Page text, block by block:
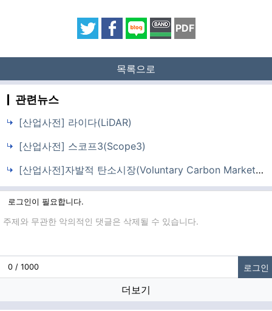
PDF
목록으로
관련뉴스
[산업사전] 라이다(LiDAR)
[산업사전] 스코프3(Scope3)
[산업사전]자발적 탄소시장(Voluntary Carbon Market, VCM)
로그인이 필요합니다.
글입력
0 / 1000 로그인
더보기